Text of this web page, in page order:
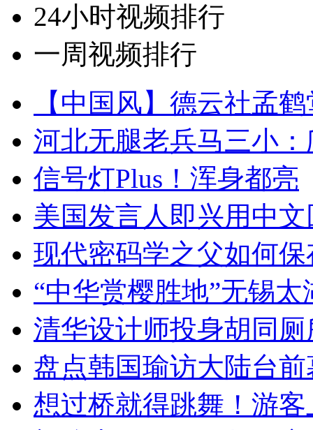
24小时视频排行
一周视频排行
【中国风】德云社孟
河北无腿老兵马三小
信号灯Plus！浑身都亮
美国发言人即兴用中
现代密码学之父如何
“中华赏樱胜地”无锡
清华设计师投身胡同
盘点韩国瑜访大陆台
想过桥就得跳舞！游客